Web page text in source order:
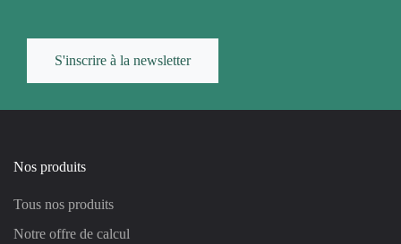
S'inscrire à la newsletter
Nos produits
Tous nos produits
Notre offre de calcul